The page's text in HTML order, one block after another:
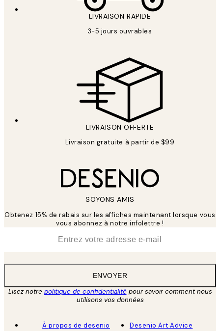
LIVRAISON RAPIDE
3-5 jours ouvrables
LIVRAISON OFFERTE
Livraison gratuite à partir de $99
SOYONS AMIS
Obtenez 15% de rabais sur les affiches maintenant lorsque vous
vous abonnez à notre infolettre !
ENVOYER
Lisez notre politique de confidentialitépour savoir comment nous
utilisons vos données
À propos de desenio
Desenio Art Advice